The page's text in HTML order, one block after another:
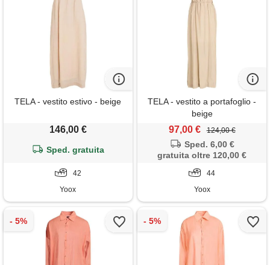
TELA - vestito estivo - beige
146,00 €
Sped. gratuita
42
Yoox
TELA - vestito a portafoglio -
beige
97,00 € 124,00 €
Sped. 6,00 €
gratuita oltre 120,00 €
44
Yoox